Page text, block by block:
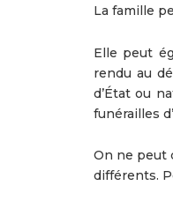
La famille
Elle peut
rendu au
d’État ou
funérailles
On ne peut
différents.